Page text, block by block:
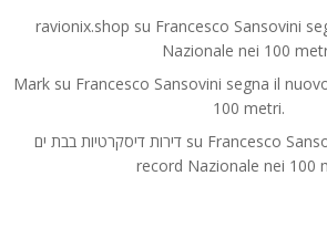
ravionix.shop su Francesco Sansovini
Nazionale nei 100
Mark su Francesco Sansovini segna il
100 metri.
דירות דיסקרטיות בבת ים su Francesco
record Nazionale nei 100